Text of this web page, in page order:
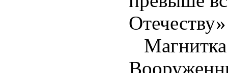
Магнитка